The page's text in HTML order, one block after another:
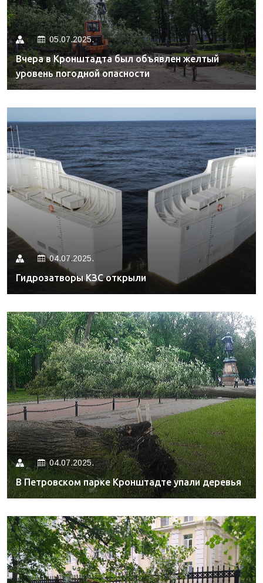
05.07.2025.
Вчера в Кронштадта был объявлен желтый
уровень погодной опасности
04.07.2025.
Гидрозатворы КЗС открыли
04.07.2025.
В Петровском парке Кронштадте упали деревья